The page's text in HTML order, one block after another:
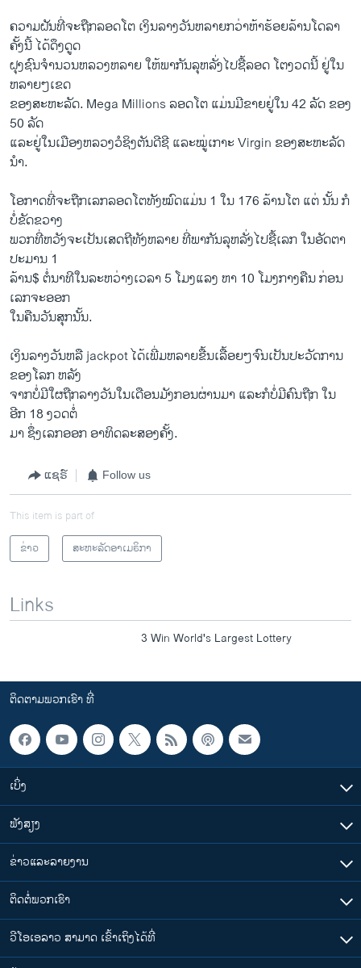
ຄວາມ​ຝັນ​ທີ່​ຈະ​ຖືກລອດໂຕ ​ເງິນ​ລາງວັນຫລາຍ​ກວ່າ​ຫ້າ​ຮ້ອຍ​ລ້ານ​ໂດ​ລາ
ຄັ້ງ​ນີ້ ​ໄດ້​ດຶງດູດ
ຝຸງ​ຊົນຈໍານວນ​ຫລວງ​ຫລາຍ ​ໃຫ້​ພາກັນ​ລຸ​ຫລັ່ງໄປ​ຊື້ລອດ ໂຕງ​ວດນີ້ ​ຢູ່ໃນ​
ຫລາຍ​ໆ​ເຂດ
ຂອງ​ສະຫະລັດ​. Mega Millions ລອດ​ໂຕ ​ແມ່ນ​ມີຂາຍ​ຢູ່​ໃນ 42 ລັດ ຂອງ
50 ລັດ
ແລະຢູ່​ໃນ​ເມືອງ​ຫລວງ​ວໍ​ຊິງ​ຕັນ​ດີ​ຊີ ​ແລະ​ໝູ່​ເກາະ Virgin ຂອງ​ສະຫະລັດ
ນໍາ.
ໂອກາດ​ທີ່​ຈະ​ຖືກເລກ​ລອດໂຕ​ທັງ​ໝົດ​ແມ່ນ 1 ​ໃນ 176 ລ້ານ​ໂຕ ​ແຕ່​ ນັ້ນ​ ກໍ
ບໍ່ຂັດຂວາງ​
ພວກ​ທີ່ຫວັງ​ຈະ​ເປັນ​ເສດຖີ​ທັງຫລາຍ ທີ່​ພາກັນ​ລຸ​ຫລັ່ງ​ໄປ​ຊື້​ເລກ ​ໃນ​ອັດຕາ​
ປະມານ 1
ລ້ານ$ ຕໍ່ນາ​ທີໃນ​ລະຫວ່າງ​ເວລາ 5 ​ໂມງ​ແລງ ຫາ 10 ​ໂມງກາງຄືນ ກ່ອນ​
ເລກ​ຈະ​ອອກ
ໃນ​ຄືນ​ວັນ​ສຸກ​ນັ້ນ.
ເງິນລາງວັນ​ຫລື jackpot ໄດ້​ເພີ່ມ​ຫລາຍ​ຂື້ນ​ເລື້ອຍໆຈົນ​ເປັນ​ປະວັດ​ການ
ຂອງ​ໂລກ ຫລັງ​
ຈາກ​ບໍ່​ມີ​ໃຜ​ຖືກ​ລາງວັນ​ໃນ​ເດືອນ​ມັງກອນ​ຜ່ານ​ມາ ແລະ​ກໍ​ບໍ່​ມີ​ຄົນ​ຖືກ ​ໃນ​
ອີກ 18 ງວດ​ຕໍ່
ມາ ຊຶ່ງ​ເລກ​ອອກ​ ອາທິດ​ລະ​ສອງ​ຄັ້ງ.
ແຊຣ໌ Follow us
This item is part of
ຂ່າວ
ສະຫະລັດອາເມຣິກາ
Links
3 Win World's Largest Lottery
ຕິດຕາມພວກເຮົາ ທີ່
ເບິ່ງ
ຟັງສຽງ
ຂ່າວແລະລາຍງານ
ຕິດຕໍ່ພວກເຮົາ
ວີໂອເອລາວ ສາມາດ ເຂົ້າເຖິງໄດ້ທີ່